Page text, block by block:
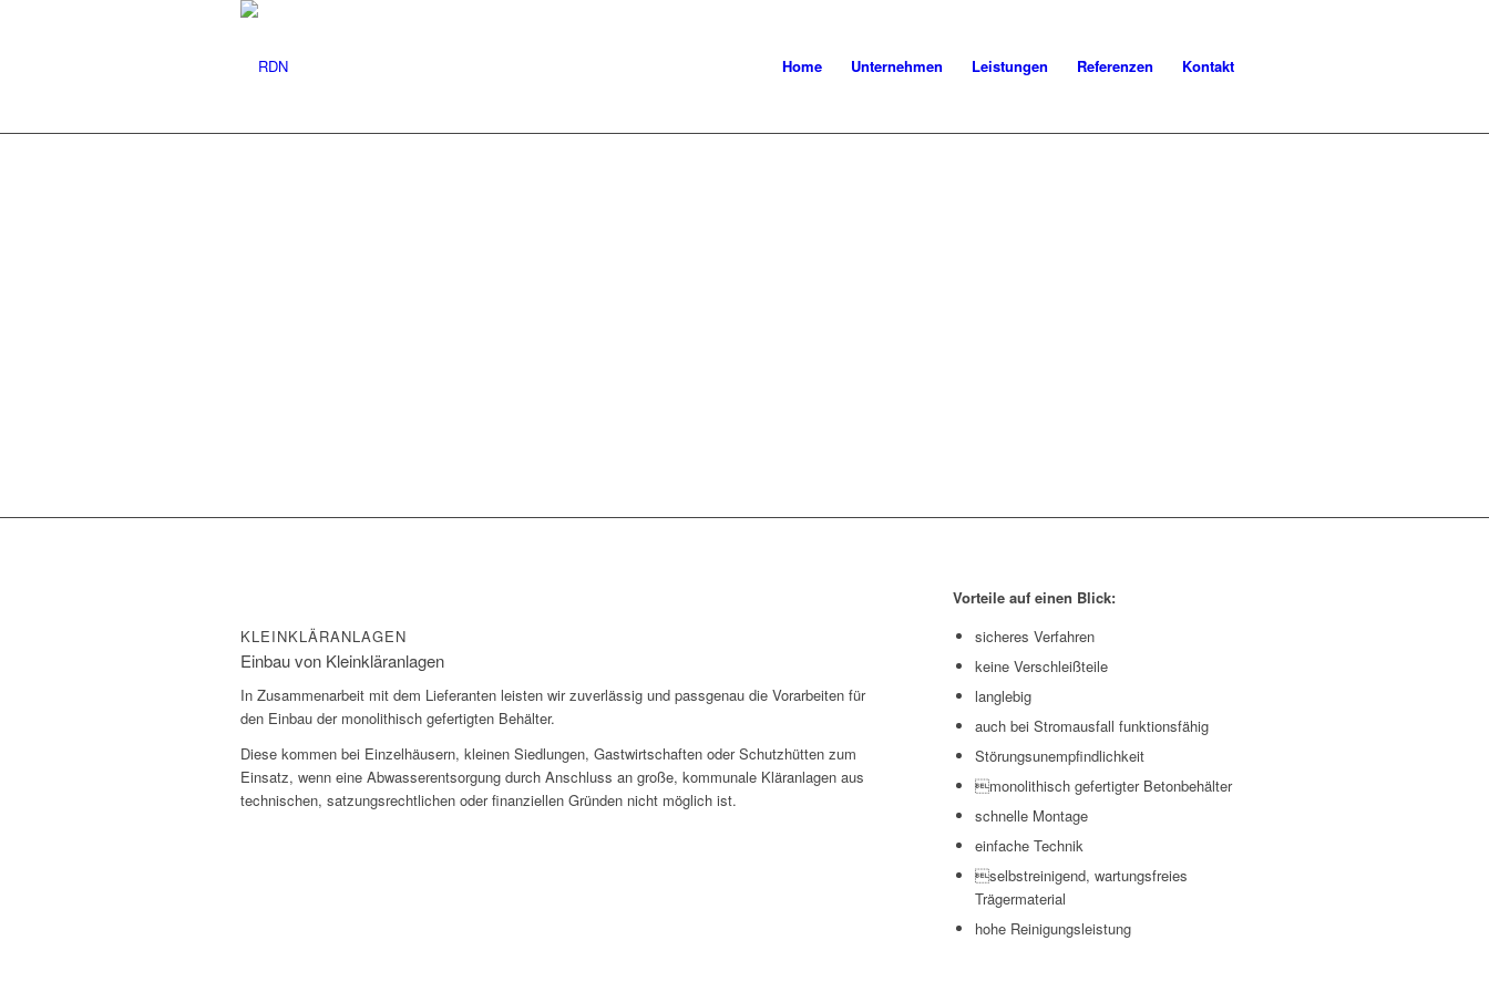
Home Unternehmen Leistungen Referenzen Kontakt
KLEINKLÄRANLAGEN
Einbau von Kleinkläranlagen
In Zusammenarbeit mit dem Lieferanten leisten wir zuverlässig und passgenau die Vorarbeiten für
den Einbau der monolithisch gefertigten Behälter.
Diese kommen bei Einzelhäusern, kleinen Siedlungen, Gastwirtschaften oder Schutzhütten zum
Einsatz, wenn eine Abwasserentsorgung durch Anschluss an große, kommunale Kläranlagen aus
technischen, satzungsrechtlichen oder finanziellen Gründen nicht möglich ist.
Vorteile auf einen Blick:
sicheres Verfahren
keine Verschleißteile
langlebig
auch bei Stromausfall funktionsfähig
Störungsunempfindlichkeit
monolithisch gefertigter Betonbehälter
schnelle Montage
einfache Technik
selbstreinigend, wartungsfreies
Trägermaterial
hohe Reinigungsleistung